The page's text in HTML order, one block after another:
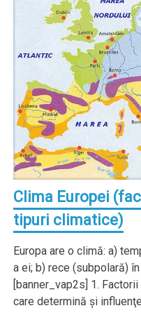
Clima Europei
tipuri climatice)
Europa are o climă: a)
a ei; b) rece (subpolară)
[banner_vap2s] 1.
care determină şi